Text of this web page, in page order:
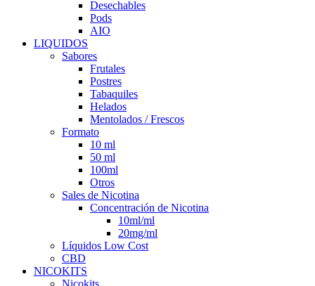
Desechables
Pods
AIO
LIQUIDOS
Sabores
Frutales
Postres
Tabaquiles
Helados
Mentolados / Frescos
Formato
10 ml
50 ml
100ml
Otros
Sales de Nicotina
Concentración de Nicotina
10ml/ml
20mg/ml
Líquidos Low Cost
CBD
NICOKITS
Nicokits